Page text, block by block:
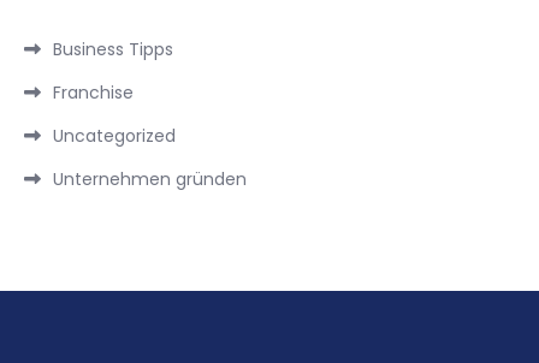
Business Tipps
Franchise
Uncategorized
Unternehmen gründen